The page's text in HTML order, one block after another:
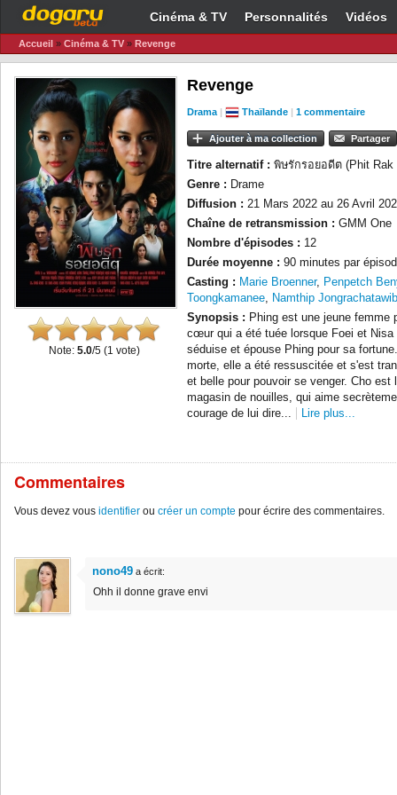
Cinéma & TV Personnalités Vidéos
Accueil » Cinéma & TV » Revenge
Note: 5.0/5 (1 vote)
Revenge
Drama | Thaïlande | 1 commentaire
Ajouter à ma collection Partager
Titre alternatif : พิษรักรอยอดีต (Phit Rak
Genre : Drame
Diffusion : 21 Mars 2022 au 26 Avril
Chaîne de retransmission : GMM One
Nombre d'épisodes : 12
Durée moyenne : 90 minutes par
Casting : Marie Broenner, Penpetch
Toongkamanee, Namthip
Synopsis : Phing est une jeune femme
cœur qui a été tuée lorsque Foei et Nisa
séduise et épouse Phing pour sa
morte, elle a été ressuscitée et s'est
et belle pour pouvoir se venger. Cho est
magasin de nouilles, qui aime
courage de lui dire...
Lire plus...
Commentaires
Vous devez vous identifier ou créer un compte pour écrire des commentaires.
nono49 a écrit:
Ohh il donne grave envi